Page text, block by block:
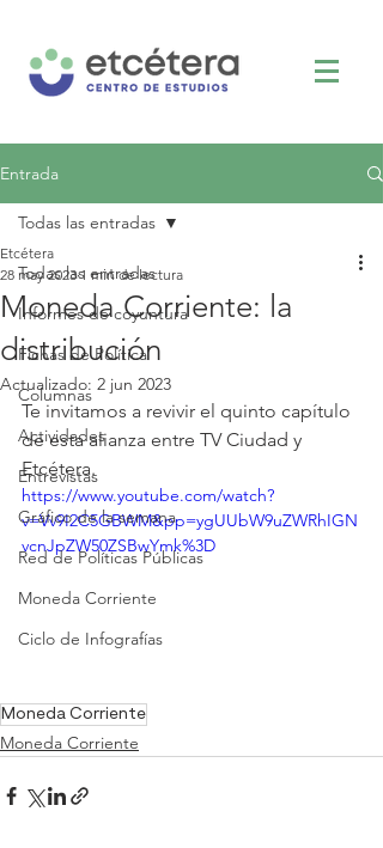
Entrada
Todas las entradas
Informes de coyuntura
Fichas de Política
Columnas
Actividades
Entrevistas
Gráfico de la semana
Red de Políticas Públicas
Moneda Corriente
Ciclo de Infografías
Todas las entradas
Moneda Corriente: la
distribución
Etcétera
28 may 2023 1 min de lectura
Actualizado: 2 jun 2023
Te invitamos a revivir el quinto capítulo
de esta alianza entre TV Ciudad y
Etcétera.
https://www.youtube.com/watch?
v=Vv9I2C5GBWM&pp=ygUUbW9uZWRhIGN
vcnJpZW50ZSBwYmk%3D
Moneda Corriente
Moneda Corriente